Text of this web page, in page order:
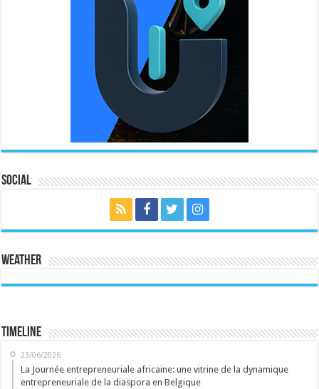
Social
Weather
Timeline
23/06/2026
La Journée entrepreneuriale africaine: une vitrine de la dynamique
entrepreneuriale de la diaspora en Belgique